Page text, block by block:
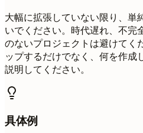
大幅に拡張していない限り、単
いでください。時代遅れ、不完
のないプロジェクトは避けてく
ップするだけでなく、何を作成
説明してください。
具体例